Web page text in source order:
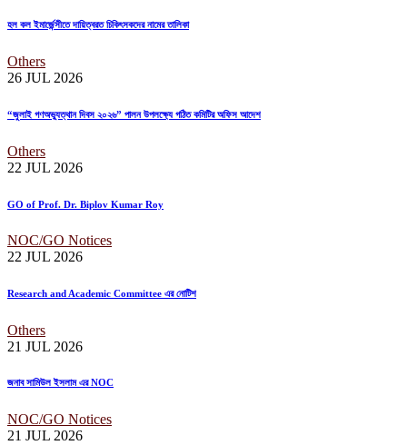
হল কল ইমার্জেন্সীতে দায়িত্বরত চিকিৎসকদের নামের তালিকা
Others
26 JUL 2026
“জুলাই গণঅভ্যুত্থান দিবস ২০২৬” পালন উপলক্ষ্যে গঠিত কমিটির অফিস আদেশ
Others
22 JUL 2026
GO of Prof. Dr. Biplov Kumar Roy
NOC/GO Notices
22 JUL 2026
Research and Academic Committee এর নোটিশ
Others
21 JUL 2026
জনাব সামিউল ইসলাম এর NOC
NOC/GO Notices
21 JUL 2026